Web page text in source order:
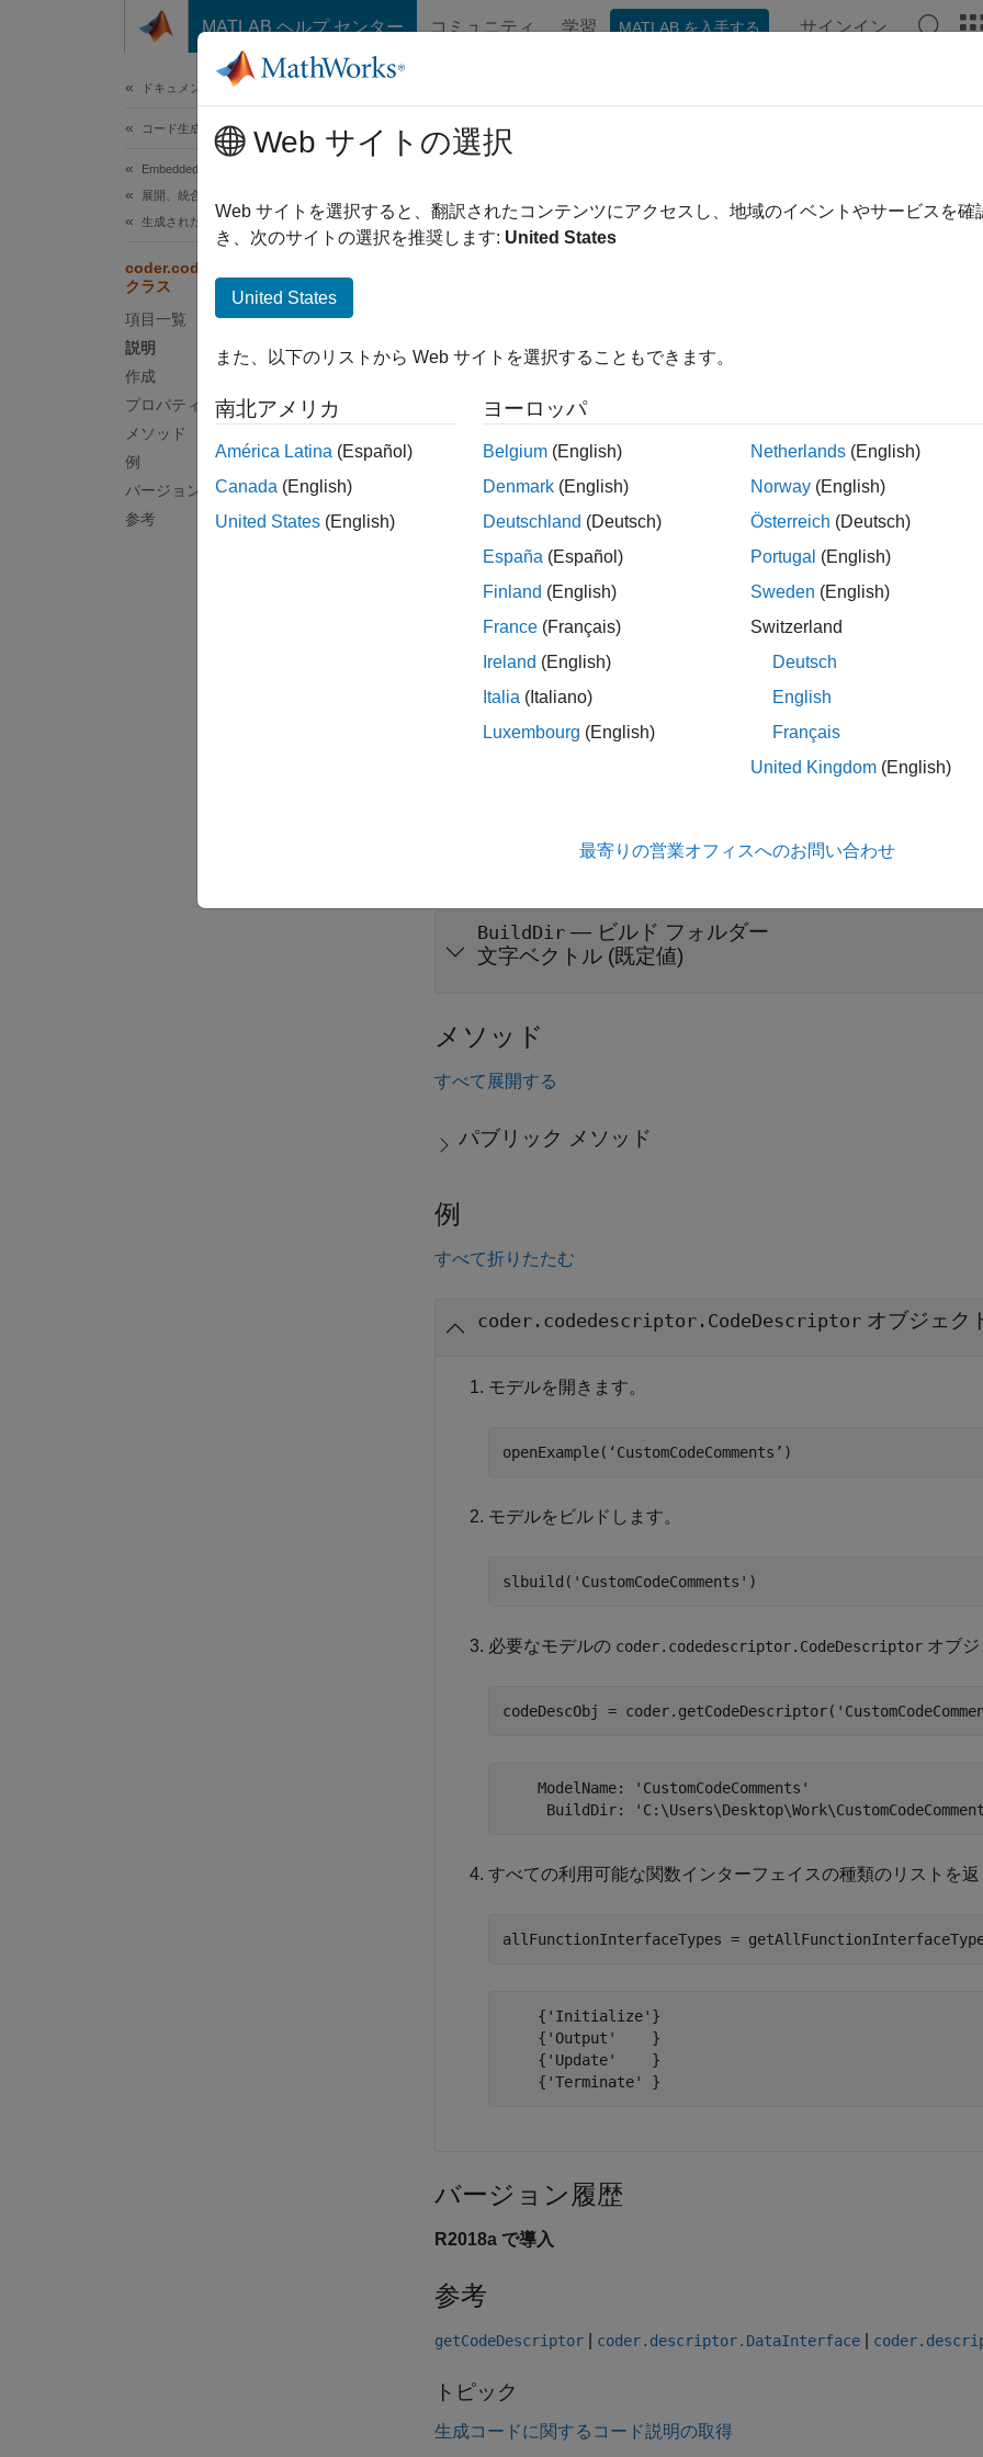
コンテンツへスキップ
MATLAB ヘルプ センター コミュニティ 学習 MATLAB を入手する サインイン
ドキュメンテーションのホーム
コード生成
Embedded Coder
展開、統合、サポートされているハードウェア
生成されたコードのインターフェイス
coder.codedescriptor.CodeDescriptor
クラス
項目一覧
説明
作成
プロパティ
メソッド
例
バージョン履歴
参考
coder.codedescriptor.CodeDescriptor
名前空間:coder.codedescriptor
説明
ブジェクトを作成します。
ターフェイス、関数インターフェイス、グローバル データ ストア
作成
= coder.getCodeDescriptor( )
は、指定したモデル
ェクトを作成します。
coder.codedescriptor.CodeDescriptor
プロパティ
— モデルの名前
文字ベクトル(既定値)
BuildDir — ビルド フォルダー
文字ベクトル (既定値)
メソッド
すべて展開する
パブリック メソッド
例
すべて折りたたむ
coder.codedescriptor.CodeDescriptor オブジェク
モデルを開きます。
openExample(‘CustomCodeComments’)
モデルをビルドします。
slbuild( 'CustomCodeComments' )
必要なモデルの coder.codedescriptor.CodeDescriptor オブ
codeDescObj = coder.getCodeDescriptor(
    ModelName: 'CustomCodeComments'
BuildDir:
すべての利用可能な関数インターフェイスの種類のリストを
allFunctionInterfaceTypes =
    {'Initialize'}
    {'Output'    }
    {'Update'    }
    {'Terminate' }
バージョン履歴
R2018a で導入
参考
getCodeDescriptor coder.descriptor.DataInterface
トピック
生成コードに関するコード説明の取得
Web サイトの選択
Web サイトを選択すると、翻訳されたコンテンツにアクセスし、地域のイベントやサービスを
き、次のサイトの選択を推奨します: United States
United States
また、以下のリストから Web サイトを選択することもできます。
南北アメリカ
América Latina (Español)
Canada (English)
United States (English)
ヨーロッパ
Belgium (English)
Denmark (English)
Deutschland (Deutsch)
España (Español)
Finland (English)
France (Français)
Ireland (English)
Italia (Italiano)
Luxembourg (English)
Netherlands (English)
Norway (English)
Österreich (Deutsch)
Portugal (English)
Sweden (English)
Switzerland
Deutsch
English
Français
United Kingdom (English)
最寄りの営業オフィスへのお問い合わせ